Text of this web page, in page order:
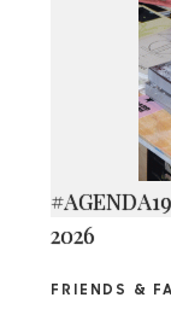
2026
FRIENDS &